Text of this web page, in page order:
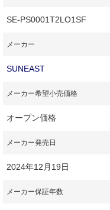
SE-PS0001T2LO1SF
メーカー
SUNEAST
メーカー希望小売価格
オープン価格
メーカー発売日
2024年12月19日
メーカー保証年数